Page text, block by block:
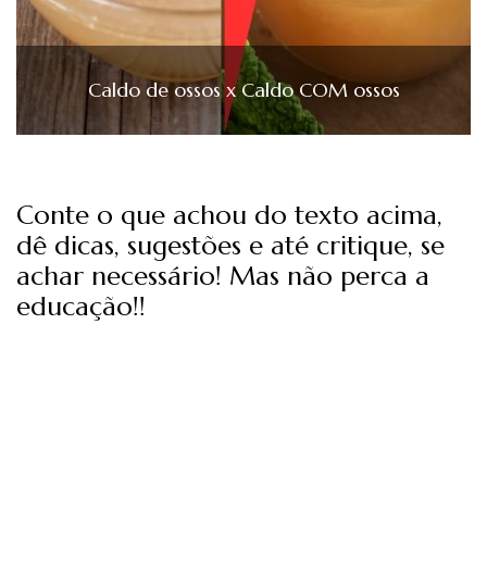
Caldo de ossos x Caldo COM ossos
Conte o que achou do texto acima,
dê dicas, sugestões e até critique, se
achar necessário! Mas não perca a
educação!!